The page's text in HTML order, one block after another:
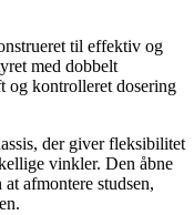
til effektiv og
med dobbelt
kontrolleret dosering
der giver fleksibilitet
vinkler. Den åbne
afmontere studsen,